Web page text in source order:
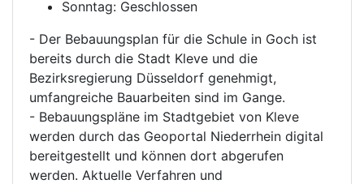
Sonntag: Geschlossen
- Der Bebauungsplan für die Schule in Goch ist
bereits durch die Stadt Kleve und die
Bezirksregierung Düsseldorf genehmigt,
umfangreiche Bauarbeiten sind im Gange.
- Bebauungspläne im Stadtgebiet von Kleve
werden durch das Geoportal Niederrhein digital
bereitgestellt und können dort abgerufen
werden. Aktuelle Verfahren und